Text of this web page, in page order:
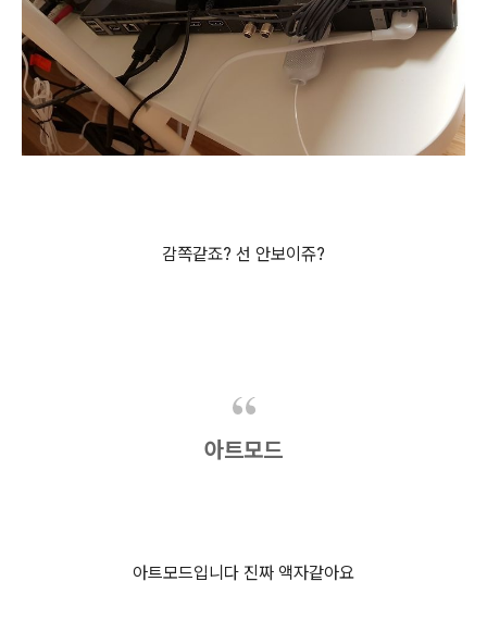
감쪽같죠? 선 안보이쥬?
아트모드
아트모드입니다 진짜 액자같아요